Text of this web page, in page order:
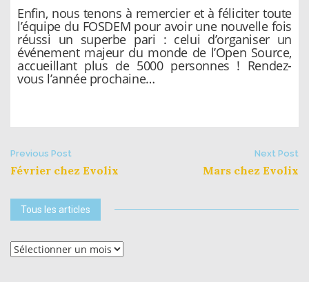
Enfin, nous tenons à remercier et à féliciter toute
l’équipe du FOSDEM pour avoir une nouvelle fois
réussi un superbe pari : celui d’organiser un
événement majeur du monde de l’Open Source,
accueillant plus de 5000 personnes ! Rendez-
vous l’année prochaine…
Post
Previous Post
Février chez Evolix
Next Post
Mars chez Evolix
Tous les articles
Tous
les